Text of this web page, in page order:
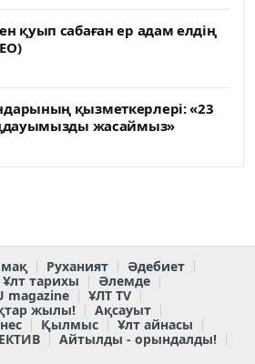
қуып сабаған ер адам елдің
қызметкерлері: «23
жасаймыз»
Руханият
Әдебиет
Ұлт тарихы
Әлемде
magazine
ҰЛТ TV
жылы!
Ақсауыт
Қылмыс
Ұлт айнасы
Айтылды - орындалды!